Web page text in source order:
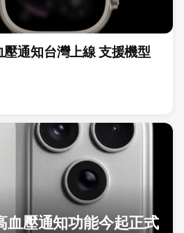
通知台灣上線 支援機型
壓通知功能今起正式